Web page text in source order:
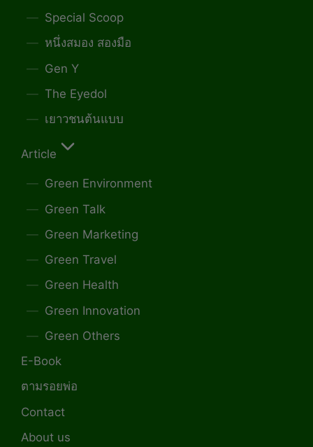
Special Scoop
หนึ่งสมอง สองมือ
Gen Y
The Eyedol
เยาวชนต้นแบบ
Article
Green Environment
Green Talk
Green Marketing
Green Travel
Green Health
Green Innovation
Green Others
E-Book
ตามรอยพ่อ
Contact
About us